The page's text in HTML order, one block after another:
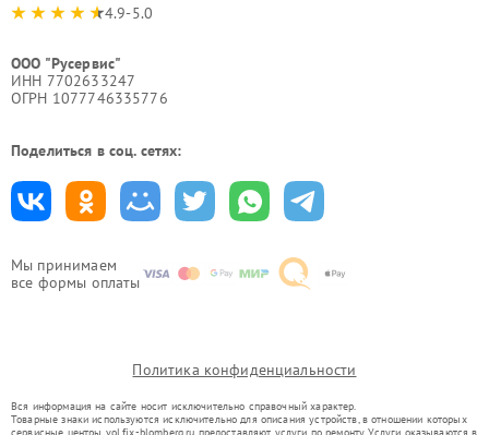
Мы принимаем
все формы оплаты
4.9-5.0
ООО "Русервис"
ИНН 7702633247
ОГРН 1077746335776
Поделиться в соц. сетях:
Политика конфиденциальности
Вся информация на сайте носит исключительно справочный характер.
Товарные знаки используются исключительно для описания устройств, в отношении которых